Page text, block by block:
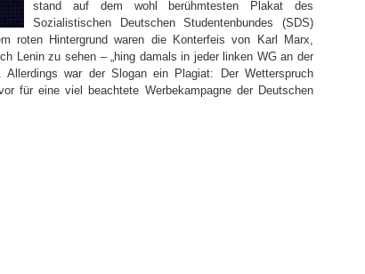
stand auf dem wohl berühmtesten Plakat des
Sozialistischen Deutschen Studentenbundes (SDS)
roten Hintergrund waren die Konterfeis von Karl Marx,
Lenin zu sehen – „hing damals in jeder linken WG an der
Allerdings war der Slogan ein Plagiat: Der Wetterspruch
für eine viel beachtete Werbekampagne der Deutschen